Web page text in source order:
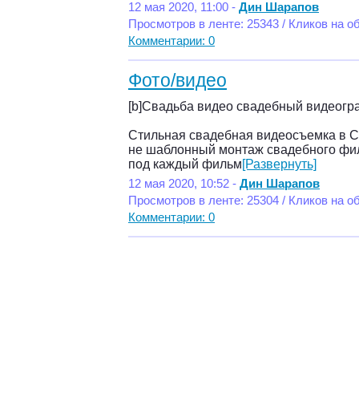
12 мая 2020, 11:00 - Дин Шарапов
Просмотров в ленте: 25343 / Кликов на
Комментарии: 0
Фото/видео
[b]Свадьба видео свадебный
Стильная свадебная видеосъемка
не шаблонный монтаж свадебного
под каждый фильм[Развернуть]
12 мая 2020, 10:52 - Дин Шарапов
Просмотров в ленте: 25304 / Кликов на
Комментарии: 0